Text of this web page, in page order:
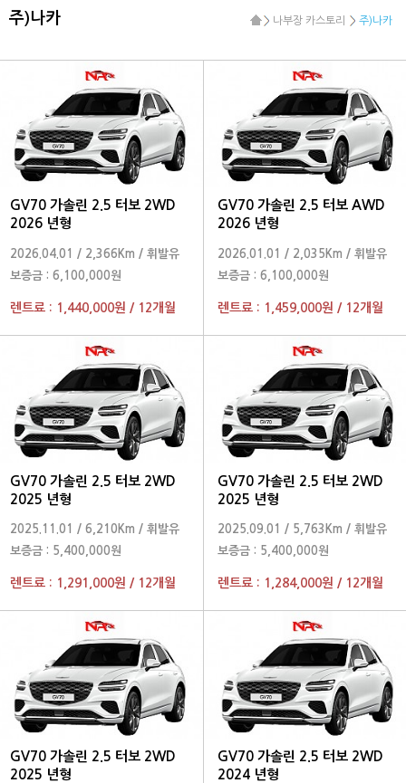
주)나카 나부장 카스토리 주)나카
GV70 가솔린 2.5 터보 2WD
2026 년형
2026.04.01 / 2,366Km / 휘발유
보증금 : 6,100,000원
렌트료 : 1,440,000원 / 12개월
GV70 가솔린 2.5 터보 AWD
2026 년형
2026.01.01 / 2,035Km / 휘발유
보증금 : 6,100,000원
렌트료 : 1,459,000원 / 12개월
GV70 가솔린 2.5 터보 2WD
2025 년형
2025.11.01 / 6,210Km / 휘발유
보증금 : 5,400,000원
렌트료 : 1,291,000원 / 12개월
GV70 가솔린 2.5 터보 2WD
2025 년형
2025.09.01 / 5,763Km / 휘발유
보증금 : 5,400,000원
렌트료 : 1,284,000원 / 12개월
GV70 가솔린 2.5 터보 2WD
2025 년형
GV70 가솔린 2.5 터보 2WD
2024 년형